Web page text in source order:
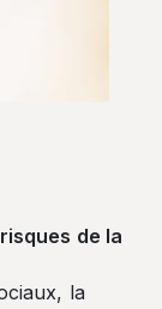
de la
la